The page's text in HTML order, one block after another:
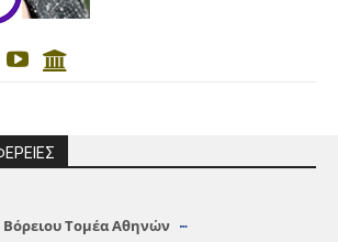
Βόρειου Τομέα Αθηνών